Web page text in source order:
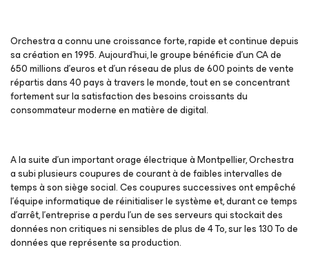
Orchestra a connu une croissance forte, rapide et continue depuis
sa création en 1995. Aujourd’hui, le groupe bénéficie d’un CA de
650 millions d’euros et d’un réseau de plus de 600 points de vente
répartis dans 40 pays à travers le monde, tout en se concentrant
fortement sur la satisfaction des besoins croissants du
consommateur moderne en matière de digital.
A la suite d’un important orage électrique à Montpellier, Orchestra
a subi plusieurs coupures de courant à de faibles intervalles de
temps à son siège social. Ces coupures successives ont empêché
l’équipe informatique de réinitialiser le système et, durant ce temps
d’arrêt, l’entreprise a perdu l’un de ses serveurs qui stockait des
données non critiques ni sensibles de plus de 4 To, sur les 130 To de
données que représente sa production.